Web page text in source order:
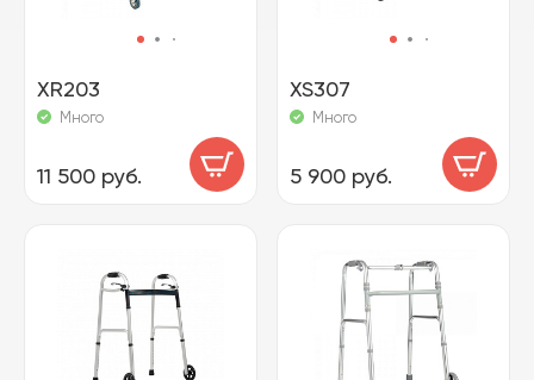
XR203
Много
11 500 руб.
XS307
Много
5 900 руб.